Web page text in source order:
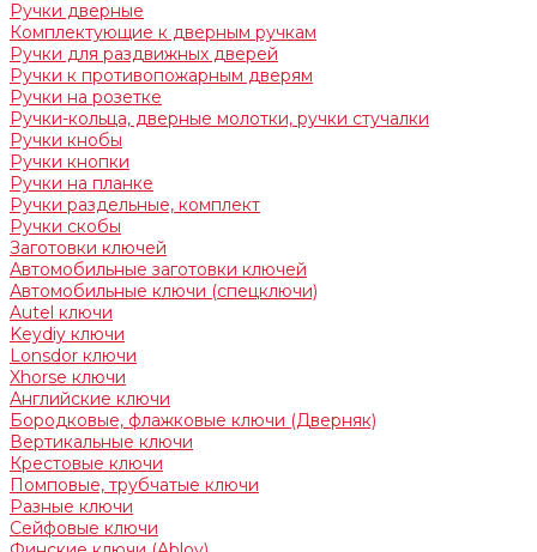
Ручки дверные
Комплектующие к дверным ручкам
Ручки для раздвижных дверей
Ручки к противопожарным дверям
Ручки на розетке
Ручки-кольца, дверные молотки, ручки стучалки
Ручки кнобы
Ручки кнопки
Ручки на планке
Ручки раздельные, комплект
Ручки скобы
Заготовки ключей
Автомобильные заготовки ключей
Автомобильные ключи (спецключи)
Autel ключи
Keydiy ключи
Lonsdor ключи
Xhorse ключи
Английские ключи
Бородковые, флажковые ключи (Дверняк)
Вертикальные ключи
Крестовые ключи
Помповые, трубчатые ключи
Разные ключи
Сейфовые ключи